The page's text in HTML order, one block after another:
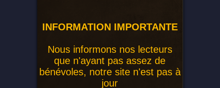
INFORMATION IMPORTANTE
Nous informons nos lecteurs
que n'ayant pas assez de
bénévoles, notre site n'est pas à
jour